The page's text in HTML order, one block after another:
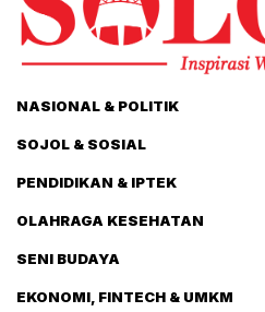
NASIONAL & POLITIK
SOJOL & SOSIAL
PENDIDIKAN & IPTEK
OLAHRAGA KESEHATAN
SENI BUDAYA
EKONOMI, FINTECH & UMKM